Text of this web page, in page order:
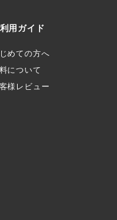
用ガイド
めての方へ
について
様レビュー